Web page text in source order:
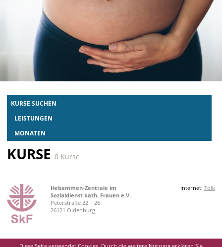
KURSE SUCHEN
LEISTUNGEN
MONATEN
KURSE 0 Kurse
Internet: Tolk
Hebammen-Zentrale im
Sozialdienst kath. Frauen e.V.
Peterstraße 22 – 26
26121 Oldenburg